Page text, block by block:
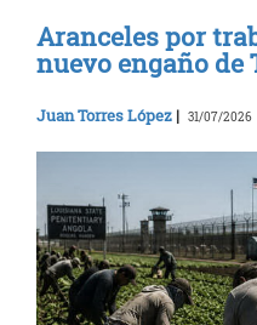
Aranceles por
nuevo engaño de
Juan Torres López | 31/07/2026